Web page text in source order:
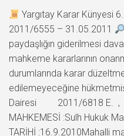
Yargıtay Karar Künyesi
2011/6555 – 31.05.2011
paydaşlığın giderilmesi
mahkeme kararlarının
durumlarında karar
edilemeyeceğine
Dairesi 2011/6818 E. ,
MAHKEMESİ :Sulh Hukuk
TARİHİ :16.9.2010Mahalli